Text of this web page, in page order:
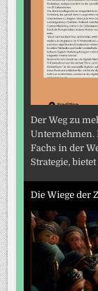
Der Weg zu
Unternehmen.
Fachs in der
Strategie, bietet
Die Wiege der